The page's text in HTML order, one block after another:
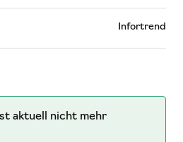
Infortrend
aktuell nicht mehr